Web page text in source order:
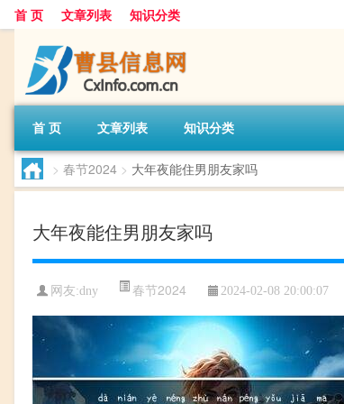
首 页 文章列表 知识分类
首 页 文章列表 知识分类
> 春节2024 > 大年夜能住男朋友家吗
大年夜能住男朋友家吗
网友:dny 春节2024 2024-02-08 20:00:07